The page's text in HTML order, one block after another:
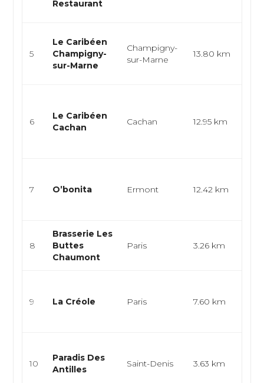
Restaurant
5
Le Caribéen
Champigny-
sur-Marne
Champigny-
sur-Marne
13.80 km
6
Le Caribéen
Cachan
Cachan 12.95 km
7 O’bonita Ermont 12.42 km
8
Brasserie Les
Buttes
Chaumont
Paris 3.26 km
9 La Créole Paris 7.60 km
10
Paradis Des
Antilles
Saint-Denis 3.63 km